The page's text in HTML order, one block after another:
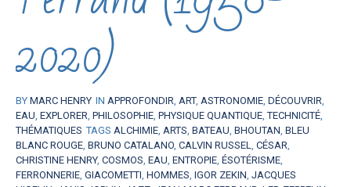
2020)
BY MARC HENRY IN APPROFONDIR, ART, ASTRONOMIE, DÉCOUVRIR,
EAU, EXPLORER, PHILOSOPHIE, PHYSIQUE QUANTIQUE,TECHNICITÉ,
THÉMATIQUES TAGS ALCHIMIE, ARTS, BATEAU, BHOUTAN, BLEU
BLANC ROUGE, BRUNO CATALANO, CALVIN RUSSEL, CÉSAR,
CHRISTINE HENRY, COSMOS, EAU, ENTROPIE, ÉSOTÉRISME,
FERRONNERIE, GIACOMETTI, HOMMES, IGOR ZEKIN, JACQUES